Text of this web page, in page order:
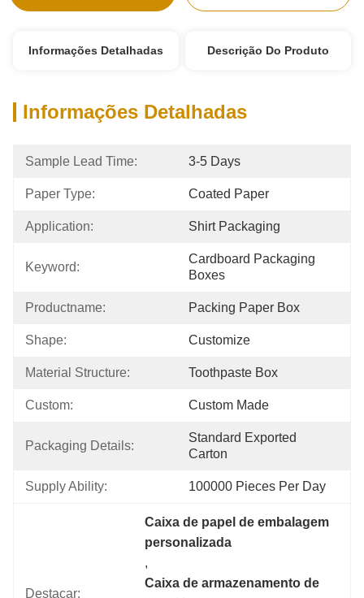
Informações Detalhadas Descrição Do Produto
Informações Detalhadas
Sample Lead Time: 3-5 Days
Paper Type: Coated Paper
Application: Shirt Packaging
Keyword:
Cardboard Packaging
Boxes
Productname: Packing Paper Box
Shape: Customize
Material Structure: Toothpaste Box
Custom: Custom Made
Packaging Details:
Standard Exported
Carton
Supply Ability: 100000 Pieces Per Day
Destacar:
Caixa de papel de embalagem
personalizada
,
Caixa de armazenamento de